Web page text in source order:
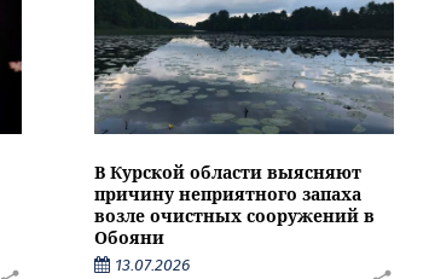
В Курской области выясняют
причину неприятного запаха
возле очистных сооружений в
Обояни
13.07.2026